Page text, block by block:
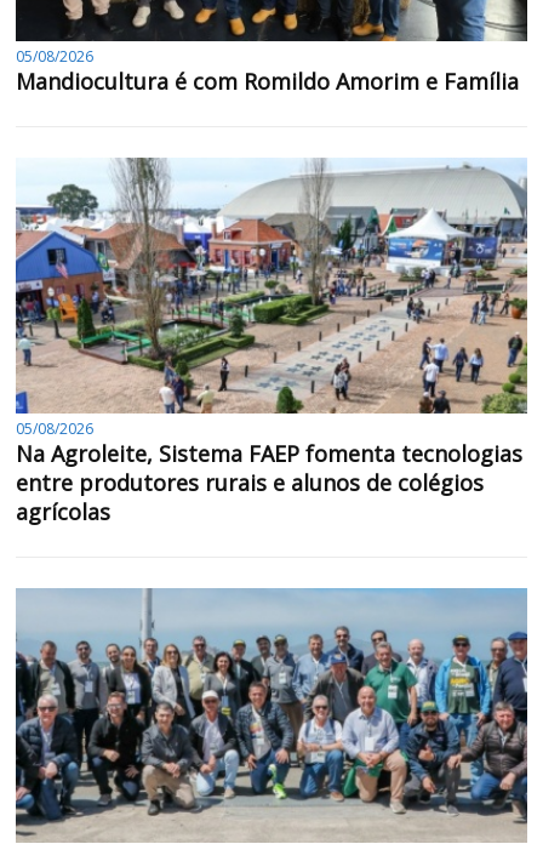
05/08/2026
Mandiocultura é com Romildo Amorim e Família
05/08/2026
Na Agroleite, Sistema FAEP fomenta tecnologias
entre produtores rurais e alunos de colégios
agrícolas